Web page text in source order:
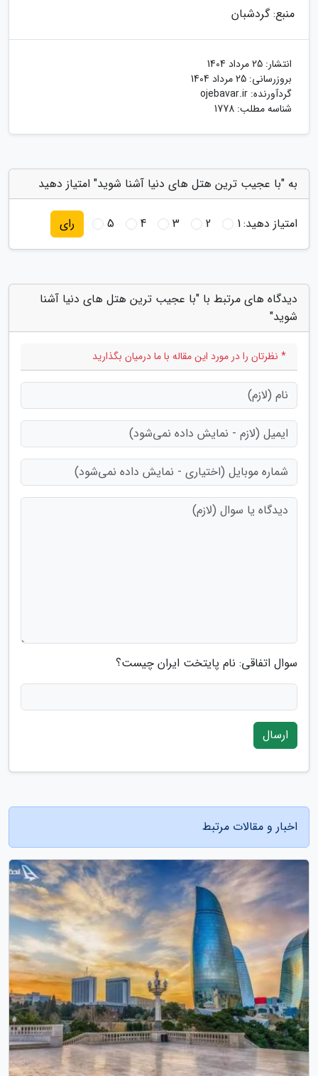
منبع: گردشبان
انتشار: 25 مرداد 1404
بروزرسانی: 25 مرداد 1404
گردآورنده: ojebavar.ir
شناسه مطلب: 1778
به "با عجیب ترین هتل های دنیا آشنا شوید" امتیاز دهید
امتیاز دهید:1
2
3
4
5 رای
دیدگاه های مرتبط با "با عجیب ترین هتل های دنیا آشنا
شوید"
* نظرتان را در مورد این مقاله با ما درمیان بگذارید
سوال اتفاقی: نام پایتخت ایران چیست؟
ارسال
اخبار و مقالات مرتبط